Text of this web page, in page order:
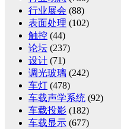
行业展会 (88)
表面处理 (102)
触控 (44)
论坛 (237)
设计 (71)
调光玻璃 (242)
车灯 (478)
车载声学系统 (92)
车载投影 (182)
车载显示 (677)